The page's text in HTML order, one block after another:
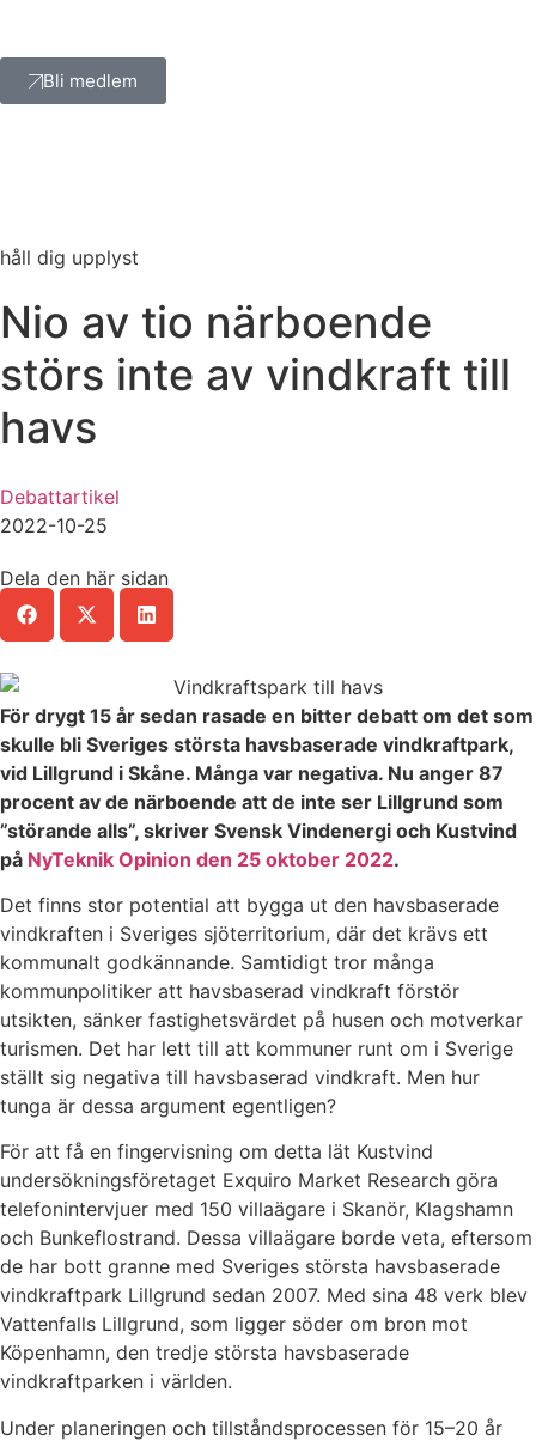
Bli medlem
håll dig upplyst
Nio av tio närboende
störs inte av vindkraft till
havs
Debattartikel
2022-10-25
Dela den här sidan
För drygt 15 år sedan rasade en bitter debatt om det som
skulle bli Sveriges största havsbaserade vindkraftpark,
vid Lillgrund i Skåne. Många var negativa. Nu anger 87
procent av de närboende att de inte ser Lillgrund som
”störande alls”, skriver Svensk Vindenergi och Kustvind
på NyTeknik Opinion den 25 oktober 2022.
Det finns stor potential att bygga ut den havsbaserade
vindkraften i Sveriges sjöterritorium, där det krävs ett
kommunalt godkännande. Samtidigt tror många
kommunpolitiker att havsbaserad vindkraft förstör
utsikten, sänker fastighetsvärdet på husen och motverkar
turismen. Det har lett till att kommuner runt om i Sverige
ställt sig negativa till havsbaserad vindkraft. Men hur
tunga är dessa argument egentligen?
För att få en fingervisning om detta lät Kustvind
undersökningsföretaget Exquiro Market Research göra
telefonintervjuer med 150 villaägare i Skanör, Klagshamn
och Bunkeflostrand. Dessa villaägare borde veta, eftersom
de har bott granne med Sveriges största havsbaserade
vindkraftpark Lillgrund sedan 2007. Med sina 48 verk blev
Vattenfalls Lillgrund, som ligger söder om bron mot
Köpenhamn, den tredje största havsbaserade
vindkraftparken i världen.
Under planeringen och tillståndsprocessen för 15–20 år